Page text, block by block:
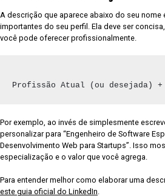
A descrição que aparece abaixo do seu nome
importantes do seu perfil. Ela deve ser
você pode oferecer profissionalmente.
Profissão Atual (ou desejada)
Por exemplo, ao invés de simplesmente
personalizar para “Engenheiro de Software
Desenvolvimento Web para Startups”. Isso
especialização e o valor que você agrega.
Para entender melhor como elaborar uma
este guia oficial do LinkedIn.